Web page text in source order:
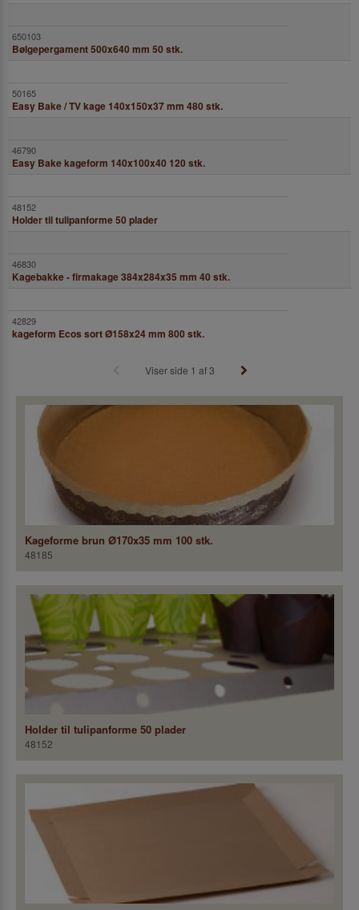
Bølgepergament 500x640 mm 50 stk.
Easy Bake / TV kage 140x150x37 mm 480 stk.
Easy Bake kageform 140x100x40 120 stk.
Holder til tulipanforme 50 plader
Kagebakke - firmakage 384x284x35 mm 40 stk.
kageform Ecos sort Ø158x24 mm 800 stk.
Viser side 1 af 3
Kageforme brun Ø170x35 mm 100 stk.
48185
Holder til tulipanforme 50 plader
48152